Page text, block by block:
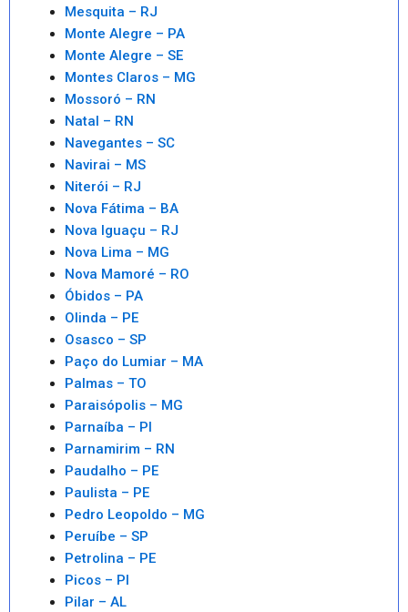
Mesquita – RJ
Monte Alegre – PA
Monte Alegre – SE
Montes Claros – MG
Mossoró – RN
Natal – RN
Navegantes – SC
Navirai – MS
Niterói – RJ
Nova Fátima – BA
Nova Iguaçu – RJ
Nova Lima – MG
Nova Mamoré – RO
Óbidos – PA
Olinda – PE
Osasco – SP
Paço do Lumiar – MA
Palmas – TO
Paraisópolis – MG
Parnaíba – PI
Parnamirim – RN
Paudalho – PE
Paulista – PE
Pedro Leopoldo – MG
Peruíbe – SP
Petrolina – PE
Picos – PI
Pilar – AL